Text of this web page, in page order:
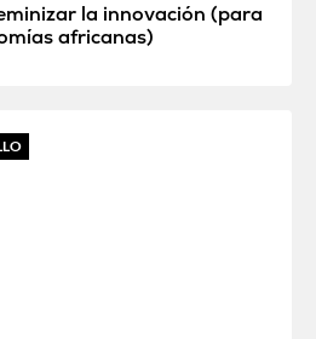
la innovación (para
africanas)